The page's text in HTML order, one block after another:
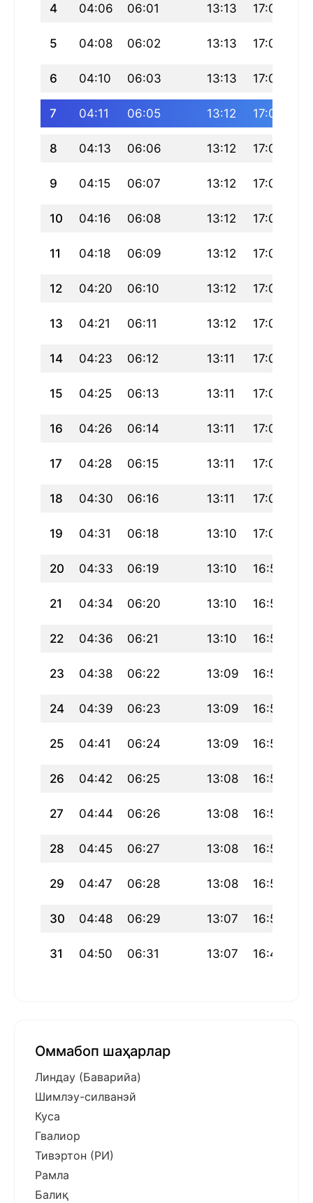
4 04:06 06:01 13:13 17:09
5 04:08 06:02 13:13 17:09
6 04:10 06:03 13:13 17:08
7 04:11 06:05 13:12 17:08
8 04:13 06:06 13:12 17:07
9 04:15 06:07 13:12 17:07
10 04:16 06:08 13:12 17:06
11 04:18 06:09 13:12 17:05
12 04:20 06:10 13:12 17:05
13 04:21 06:11 13:12 17:04
14 04:23 06:12 13:11 17:04
15 04:25 06:13 13:11 17:03
16 04:26 06:14 13:11 17:02
17 04:28 06:15 13:11 17:01
18 04:30 06:16 13:11 17:01
19 04:31 06:18 13:10 17:00
20 04:33 06:19 13:10 16:59
21 04:34 06:20 13:10 16:58
22 04:36 06:21 13:10 16:57
23 04:38 06:22 13:09 16:57
24 04:39 06:23 13:09 16:56
25 04:41 06:24 13:09 16:55
26 04:42 06:25 13:08 16:54
27 04:44 06:26 13:08 16:53
28 04:45 06:27 13:08 16:52
29 04:47 06:28 13:08 16:51
30 04:48 06:29 13:07 16:50
31 04:50 06:31 13:07 16:49
Оммабоп шаҳарлар
Линдау (Баварийа)
Шимлэу-силванэй
Куса
Гвалиор
Тивэртон (РИ)
Рамла
Балиқ